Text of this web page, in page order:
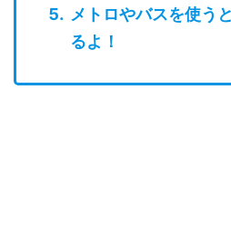
メトロやバスを使う
るよ！